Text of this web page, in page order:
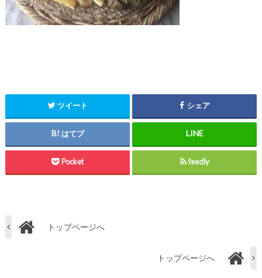
ツイート シェア
はてブ
Pocket feedly
トップページへ
トップページへ